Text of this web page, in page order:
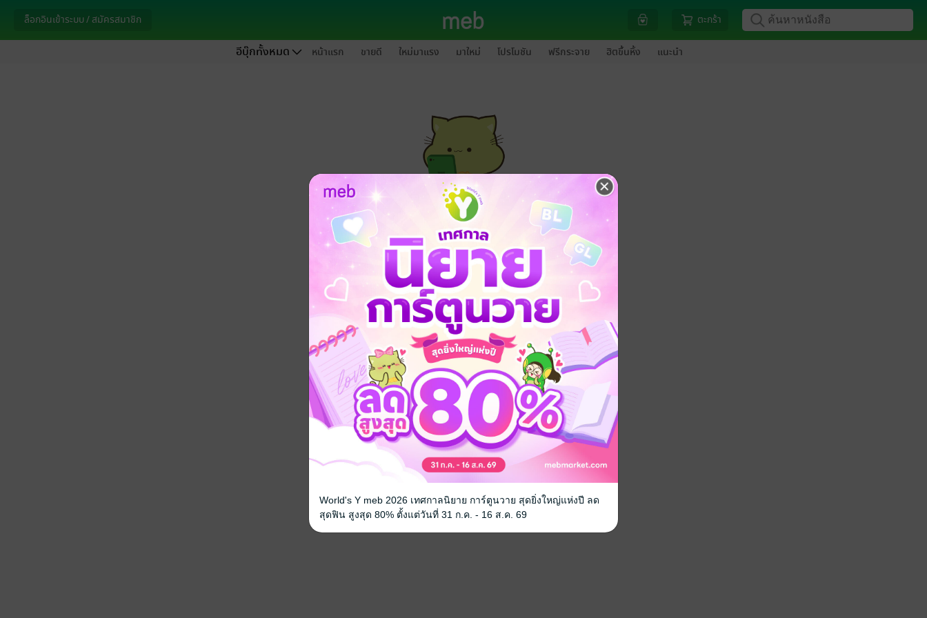
ล็อกอินเข้าระบบ / สมัครสมาชิก ตะกร้า
อีบุ๊กทั้งหมด หน้าแรก ขายดี ใหม่มาแรง มาใหม่ โปรโมชัน ฟรีกระจาย ฮิตขึ้นหิ้ง แนะนำ
กรุณาเข้าสู่ระบบก่อนดำเนินรายการด้วยค่ะ
ล็อกอินเข้าระบบ
World's Y meb 2026 เทศกาลนิยาย การ์ตูนวาย สุดยิ่งใหญ่แห่งปี ลด
สุดฟิน สูงสุด 80% ตั้งแต่วันที่ 31 ก.ค. - 16 ส.ค. 69